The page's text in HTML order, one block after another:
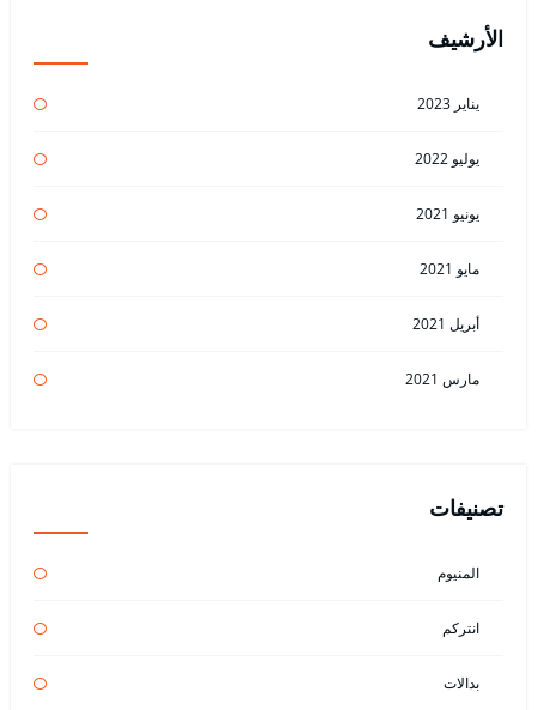
الأرشيف
يناير 2023
يوليو 2022
يونيو 2021
مايو 2021
أبريل 2021
مارس 2021
تصنيفات
المنيوم
انتركم
بدالات